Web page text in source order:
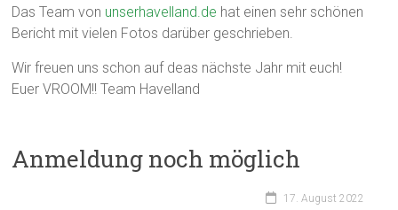
Das Team von unserhavelland.de hat einen sehr schönen
Bericht mit vielen Fotos darüber geschrieben.
Wir freuen uns schon auf deas nächste Jahr mit euch!
Euer VROOM!! Team Havelland
Anmeldung noch möglich
17. August 2022